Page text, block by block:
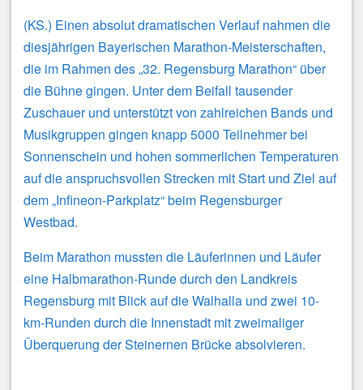
(KS.) Einen absolut dramatischen Verlauf nahmen die
diesjährigen Bayerischen Marathon-Meisterschaften,
die im Rahmen des „32. Regensburg Marathon“ über
die Bühne gingen. Unter dem Beifall tausender
Zuschauer und unterstützt von zahlreichen Bands und
Musikgruppen gingen knapp 5000 Teilnehmer bei
Sonnenschein und hohen sommerlichen Temperaturen
auf die anspruchsvollen Strecken mit Start und Ziel auf
dem „Infineon-Parkplatz“ beim Regensburger
Westbad.
Beim Marathon mussten die Läuferinnen und Läufer
eine Halbmarathon-Runde durch den Landkreis
Regensburg mit Blick auf die Walhalla und zwei 10-
km-Runden durch die Innenstadt mit zweimaliger
Überquerung der Steinernen Brücke absolvieren.